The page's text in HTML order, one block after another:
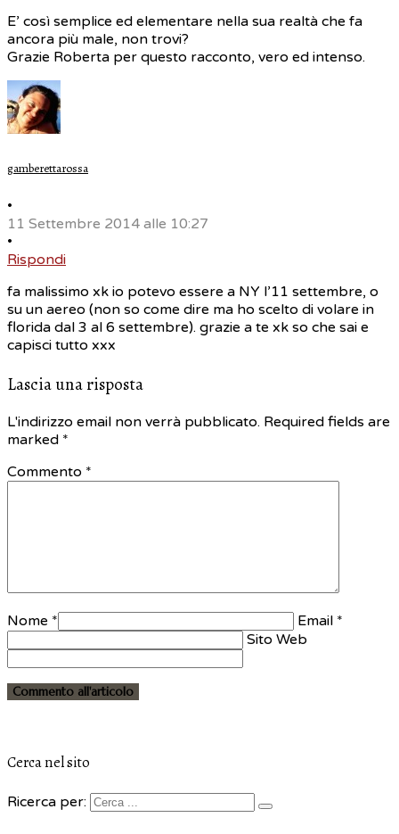
E’ così semplice ed elementare nella sua realtà che fa
ancora più male, non trovi?
Grazie Roberta per questo racconto, vero ed intenso.
gamberettarossa
•
11 Settembre 2014 alle 10:27
•
Rispondi
fa malissimo xk io potevo essere a NY l’11 settembre, o
su un aereo (non so come dire ma ho scelto di volare in
florida dal 3 al 6 settembre). grazie a te xk so che sai e
capisci tutto xxx
Lascia una risposta
L'indirizzo email non verrà pubblicato. Required fields are
marked *
Commento *
Nome *
Email *
Sito Web
Cerca nel sito
Ricerca per: